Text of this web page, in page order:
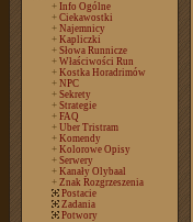
+ Info Ogólne
+ Ciekawostki
+ Najemnicy
+ Kapliczki
+ Słowa Runnicze
+ Właściwości Run
+ Kostka Horadrimów
+ NPC
+ Sekrety
+ Strategie
+ FAQ
+ Uber Tristram
+ Komendy
+ Kolorowe Opisy
+ Serwery
+ Kanały Olybaal
+ Znak Rozgrzeszenia
Postacie
Zadania
Potwory